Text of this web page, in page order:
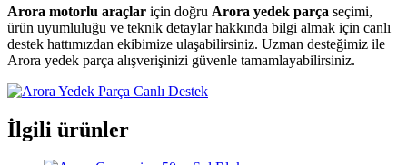
Arora motorlu araçlar için doğru Arora yedek parça seçimi,
ürün uyumluluğu ve teknik detaylar hakkında bilgi almak için canlı
destek hattımızdan ekibimize ulaşabilirsiniz. Uzman desteğimiz ile
Arora yedek parça alışverişinizi güvenle tamamlayabilirsiniz.
İlgili ürünler